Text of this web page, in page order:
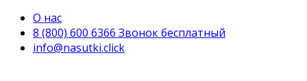
О нас
8 (800) 600 6366 Звонок бесплатный
info@nasutki.click